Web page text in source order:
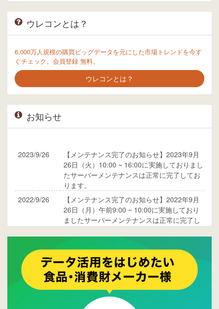
ウレコンとは？
6,000万人規模の購買ビッグデータを元にした市場トレンドを今す
ぐチェック。会員登録 無料。
ウレコンとは？
お知らせ
2023/9/26
【メンテナンス完了のお知らせ】2023年9月
26日（火）10:00 ~ 16:00に実施しておりまし
たサーバーメンテナンスは正常に完了してお
ります。
2022/9/26
【メンテナンス完了のお知らせ】2022年9月
26日（月）午前9:00 ~ 10:00に実施しており
ましたサーバーメンテナンスは正常に完了し
ご覧ください。
2015/10/19
ウレコンのサイト機能を大幅バージョンアッ
プ。詳細はこちら。⇒告知ページへ
2015/09/28
ウレコンが機能拡充し、サイトリニューアル
しました。⇒
ウレコンFacebook